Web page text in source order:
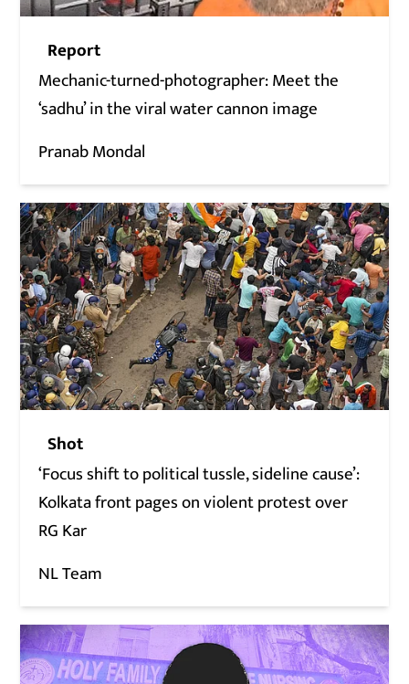
Report
Mechanic-turned-photographer: Meet the
‘sadhu’ in the viral water cannon image
Pranab Mondal
Shot
‘Focus shift to political tussle, sideline cause’:
Kolkata front pages on violent protest over
RG Kar
NL Team